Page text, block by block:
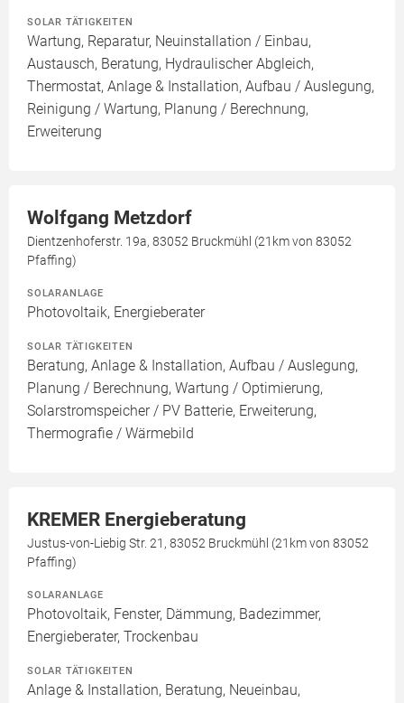
SOLAR TÄTIGKEITEN
Wartung, Reparatur, Neuinstallation / Einbau,
Austausch, Beratung, Hydraulischer Abgleich,
Thermostat, Anlage & Installation, Aufbau / Auslegung,
Reinigung / Wartung, Planung / Berechnung,
Erweiterung
Wolfgang Metzdorf
Dientzenhoferstr. 19a, 83052 Bruckmühl (21km von 83052
Pfaffing)
SOLARANLAGE
Photovoltaik, Energieberater
SOLAR TÄTIGKEITEN
Beratung, Anlage & Installation, Aufbau / Auslegung,
Planung / Berechnung, Wartung / Optimierung,
Solarstromspeicher / PV Batterie, Erweiterung,
Thermografie / Wärmebild
KREMER Energieberatung
Justus-von-Liebig Str. 21, 83052 Bruckmühl (21km von 83052
Pfaffing)
SOLARANLAGE
Photovoltaik, Fenster, Dämmung, Badezimmer,
Energieberater, Trockenbau
SOLAR TÄTIGKEITEN
Anlage & Installation, Beratung, Neueinbau,